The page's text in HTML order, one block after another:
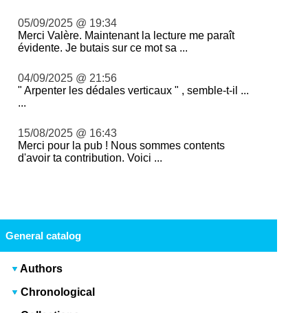
05/09/2025 @ 19:34
Merci Valère. Maintenant la lecture me paraît
évidente. Je butais sur ce mot sa ...
04/09/2025 @ 21:56
" Arpenter les dédales verticaux " , semble-t-il ...
...
15/08/2025 @ 16:43
Merci pour la pub ! Nous sommes contents
d'avoir ta contribution. Voici ...
General catalog
Authors
Chronological